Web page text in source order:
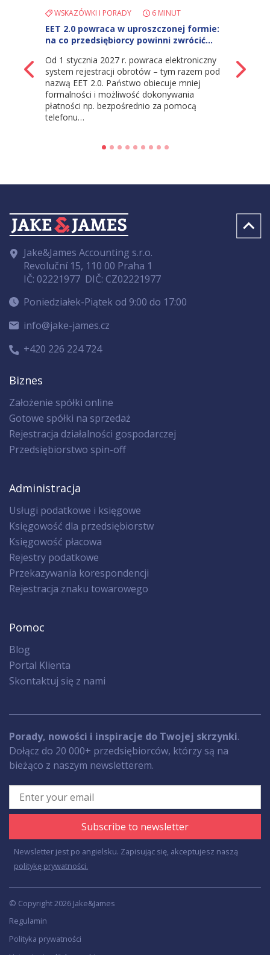
z powrotem
WSKAZÓWKI I PORADY 6 MINUT
EET 2.0 powraca w uproszczonej formie:
na co przedsiębiorcy powinni zwrócić…
Od 1 stycznia 2027 r. powraca elektroniczny
system rejestracji obrotów – tym razem pod
nazwą EET 2.0. Państwo obiecuje mniej
formalności i możliwość dokonywania
płatności np. bezpośrednio za pomocą
telefonu…
Jake&James Accounting s.r.o.
Revoluční 15, 110 00 Praha 1
IČ: 02221977 DIČ: CZ02221977
Poniedziałek-Piątek od 9:00 do 17:00
info@jake-james.cz
+420 226 224 724
Biznes
Założenie spółki online
Gotowe spółki na sprzedaż
Rejestracja działalności gospodarczej
Przedsiębiorstwo spin-off
Administracja
Usługi podatkowe i księgowe
Księgowość dla przedsiębiorstw
Księgowość płacowa
Rejestry podatkowe
Przekazywania korespondencji
Rejestracja znaku towarowego
Pomoc
Blog
Portal Klienta
Skontaktuj się z nami
Porady, nowości i inspiracje do Twojej skrzynki.
Dołącz do 20 000+ przedsiębiorców, którzy są na
bieżąco z naszym newsletterem.
Subscribe to newsletter
Newsletter jest po angielsku. Zapisując się, akceptujesz naszą
politykę prywatności.
© Copyright 2026 Jake&James
Regulamin
Polityka prywatności